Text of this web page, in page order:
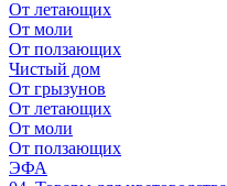
От летающих
От моли
От ползающих
Чистый дом
От грызунов
От летающих
От моли
От ползающих
ЭФА